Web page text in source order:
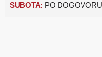
SUBOTA: PO DOGOVORU